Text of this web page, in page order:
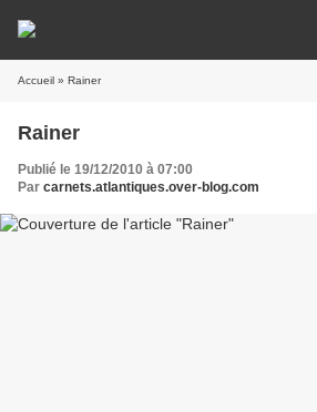
Accueil » Rainer
Rainer
Publié le 19/12/2010 à 07:00
Par carnets.atlantiques.over-blog.com